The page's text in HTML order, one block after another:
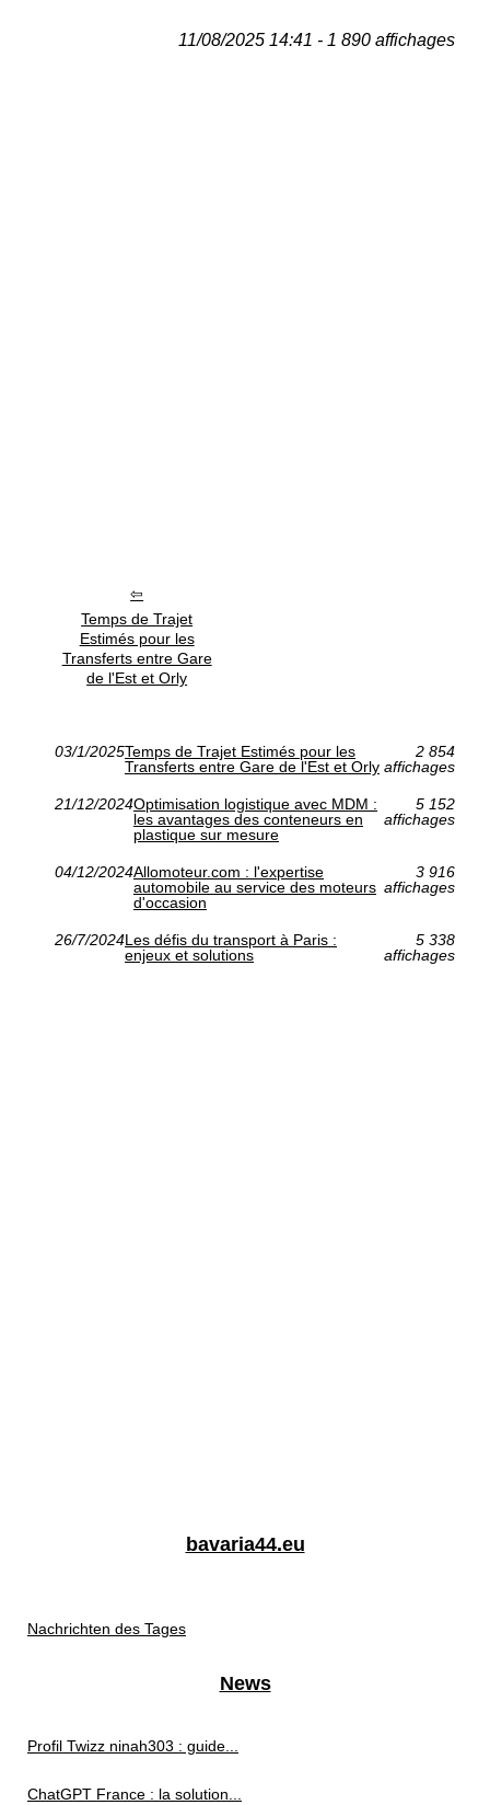
11/08/2025 14:41 - 1 890 affichages
Temps de Trajet
Estimés pour les
Transferts entre Gare
de l'Est et Orly
03/1/2025Temps de Trajet Estimés pour les
Transferts entre Gare de l'Est et Orly
2 854
affichages
21/12/2024Optimisation logistique avec MDM :
les avantages des conteneurs en
plastique sur mesure
5 152
affichages
04/12/2024Allomoteur.com : l'expertise
automobile au service des moteurs
d'occasion
3 916
affichages
26/7/2024Les défis du transport à Paris :
enjeux et solutions
5 338
affichages
bavaria44.eu
Nachrichten des Tages
News
Profil Twizz ninah303 : guide...
ChatGPT France : la solution...